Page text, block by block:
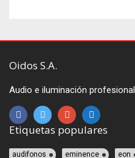
Oidos S.A.
Audio e iluminación profesional
Etiquetas populares
audifonos eminence eon